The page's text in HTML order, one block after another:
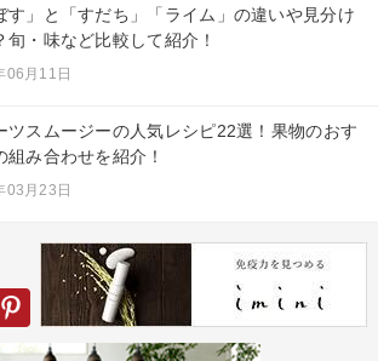
す」と「すだち」「ライム」の違いや見分け
旬・味など比較して紹介！
06月11日
ツスムージーの人気レシピ22選！果物のおす
組み合わせを紹介！
03月23日